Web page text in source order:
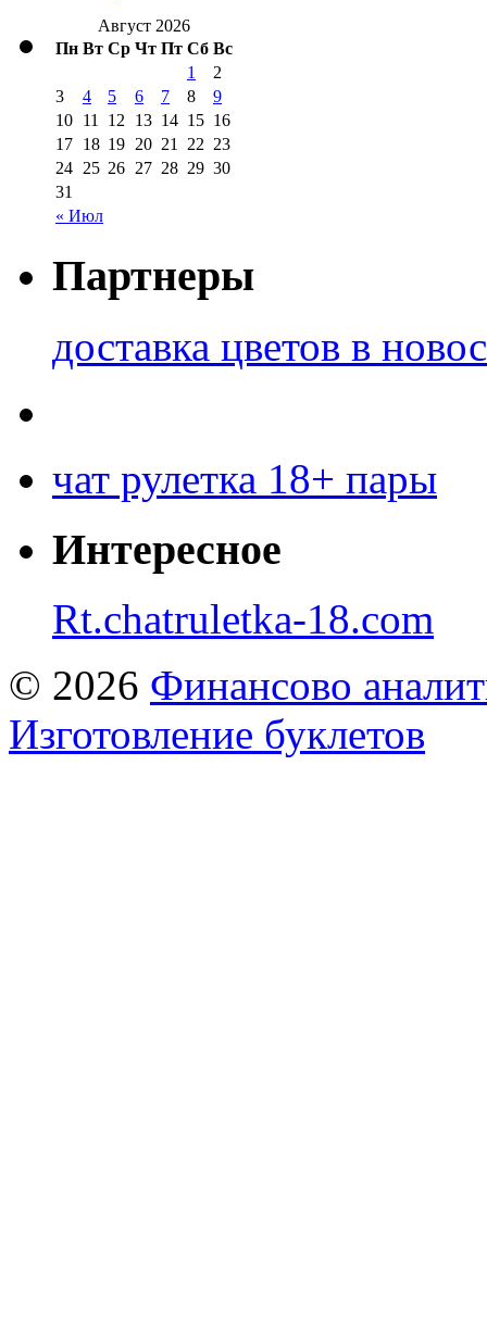
Август 2026
Пн Вт Ср Чт Пт Сб Вс
« Июл
1
2
3
4 5 6 7 8
9
10 11 12 13 14 15 16
17 18 19 20 21 22 23
24 25 26 27 28 29 30
31
Партнеры
доставка цветов в
чат рулетка 18+ пары
Интересное
Rt.chatruletka-18.com
© 2026 Финансово
Изготовление буклетов